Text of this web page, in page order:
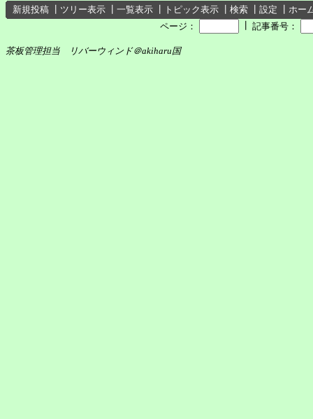
新規投稿 ツリー表示 一覧表示 トピック表示 検索 設定
ホー
ページ：
記事番号：
茶板管理担当 リバーウィンド＠akiharu国